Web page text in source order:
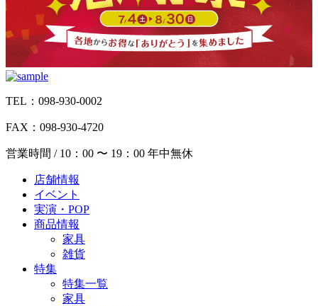
TEL：098-930-0002
FAX：098-930-4720
営業時間 / 10：00 〜 19：00 年中無休
店舗情報
イベント
実演・POP
商品情報
家具
雑貨
特集
特集一覧
家具